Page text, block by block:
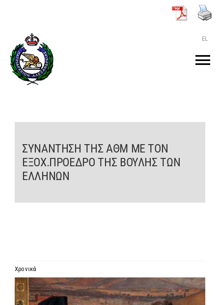
περιεχόμενο
EL
ΤΟ ΠΑΤΡΙΑΡΧΕΙΟ
MEDIA
ΣΥΝΑΝΤΗΣΗ ΤΗΣ ΑΘΜ ΜΕ ΤΟΝ
ΕΞΟΧ.ΠΡΟΕΔΡΟ ΤΗΣ ΒΟΥΛΗΣ ΤΩΝ
ΕΛΛΗΝΩΝ
Χρονικά
Προβολή
μεγαλύτερης